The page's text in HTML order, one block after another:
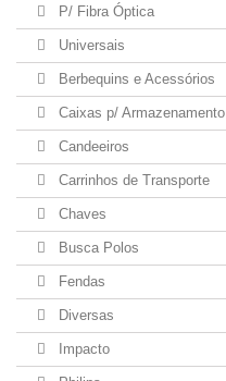
P/ Fibra Óptica
Universais
Berbequins e Acessórios
Caixas p/ Armazenamento
Candeeiros
Carrinhos de Transporte
Chaves
Busca Polos
Fendas
Diversas
Impacto